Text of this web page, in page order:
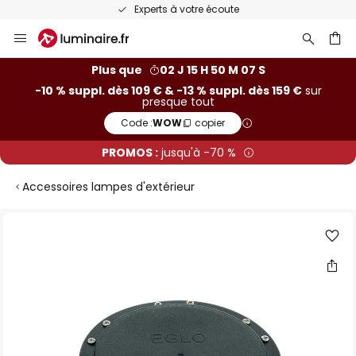
Experts à votre écoute
Allez
au
Plus que
02 J 15 H 50 M 06 S
-10 % suppl. dès 109 € & -13 % suppl. dès 159 €sur
presque tout
Code :WOW copier
PROMOS : jusqu'à -70 %
Accessoires lampes d'extérieur